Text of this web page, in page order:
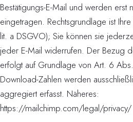
Bestätigungs-E-Mail und werden erst
eingetragen. Rechtsgrundlage ist
lit. a DSGVO); Sie können sie
jeder E-Mail widerrufen. Der Bezug
erfolgt auf Grundlage von Art. 6
Download-Zahlen werden
aggregiert erfasst. Näheres:
https://mailchimp.com/legal/privacy/